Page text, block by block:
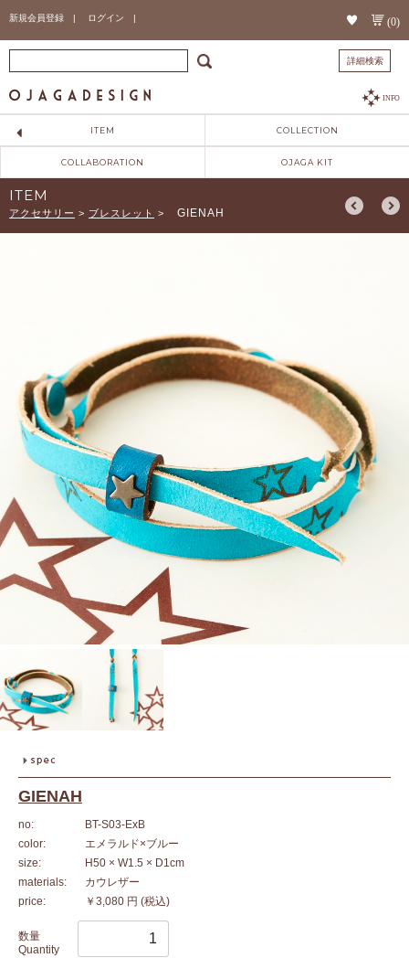
新規会員登録 | ログイン | (0)
詳細検索
INFO
ITEM COLLECTION
COLLABORATION OJAGA KIT
ITEM
アクセサリー > ブレスレット > GIENAH
GIENAH
no:
BT-S03-ExB
color:
エメラルド×ブルー
size:
H50 × W1.5 × D1cm
materials:
カウレザー
price:
￥3,080 円 (税込)
数量
Quantity